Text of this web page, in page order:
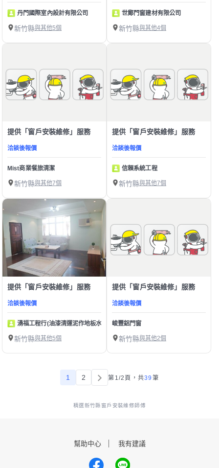
丹門國際室內設計有限公司
新竹縣與其他5個
世鄮門窗建材有限公司
新竹縣與其他4個
提供「窗戶安裝維修」服務
洽談後報價
Mist商業餐旅清潔
新竹縣與其他7個
提供「窗戶安裝維修」服務
洽談後報價
信賴系統工程
新竹縣與其他7個
提供「窗戶安裝維修」服務
洽談後報價
湧福工程行(油漆清運泥作地板水電壁紙)
新竹縣與其他5個
提供「窗戶安裝維修」服務
洽談後報價
峻豐鋁門窗
新竹縣與其他2個
1 2 第1/2頁， 共39 筆
精選新竹縣窗戶安裝維修師傅
幫助中心 我有建議